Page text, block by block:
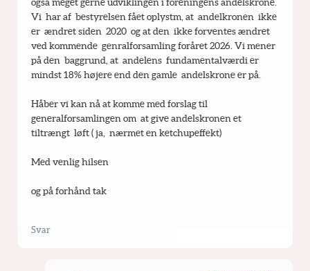
Vi  har af  bestyrelsen fået oplystm, at  andelkronen  ikke
er  ændret siden  2020  og at den  ikke forventes ændret
ved kommende  genralforsamling foråret 2026. Vi mener
på den  baggrund, at  andelens  fundamentalværdi er
mindst 18% højere end den gamle  andelskrone er på.
Håber vi kan nå at komme med forslag til
generalforsamlingen om  at give andelskronen et
tiltrængt  løft ( ja,  nærmet en ketchupeffekt)
Med venlig hilsen
og på forhånd tak
Svar